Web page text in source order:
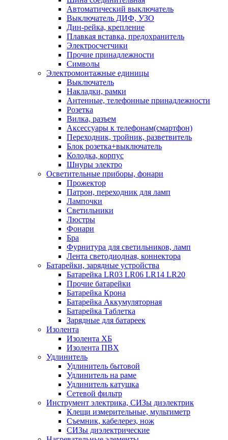
Автоматический выключатель
Выключатель ДИФ, УЗО
Дин-рейка, крепление
Плавкая вставка, предохранитель
Электросчетчики
Прочие принадлежности
Символы
Электромонтажные единицы
Выключатель
Накладки, рамки
Антенные, телефонные принадлежности
Розетка
Вилка, разъем
Аксессуары к телефонам(смартфон)
Переходник, тройник, разветвитель
Блок розетка+выключатель
Колодка, корпус
Шнуры электро
Осветительные приборы, фонари
Прожектор
Патрон, переходник для ламп
Лампочки
Светильники
Люстры
Фонари
Бра
Фурнитура для светильников, ламп
Лента светодиодная, коннектора
Батарейки, зарядные устройства
Батарейка LR03 LR06 LR14 LR20
Прочие батарейки
Батарейка Крона
Батарейка Аккумуляторная
Батарейка Таблетка
Зарядные для батареек
Изолента
Изолента ХБ
Изолента ПВХ
Удлинитель
Удлинитель бытовой
Удлинитель на раме
Удлинитель катушка
Сетевой фильтр
Инструмент электрика, СИЗы диэлектрик
Клещи измерительные, мультиметр
Съемник, кабелерез, нож
СИЗы диэлектрические